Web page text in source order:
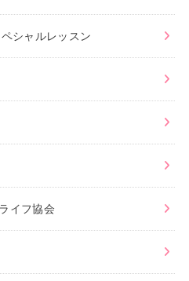
シャルレッスン
イフ協会